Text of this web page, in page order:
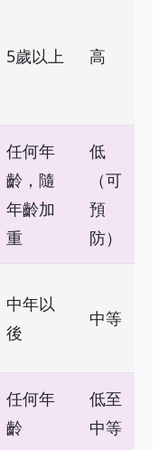
5歲以上 高
任何年
齡，隨
年齡加
重
低
（可
預
防）
中年以
後
中等
任何年
齡
低至
中等